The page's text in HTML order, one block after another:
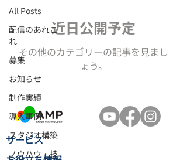
All Posts
配信のあれこ
れ
募集
お知らせ
制作実績
導入事例
スタジオ構築
ノウハウ・技
近日公開予定
その他のカテゴリーの記事を見まし
ょう。
​サービス